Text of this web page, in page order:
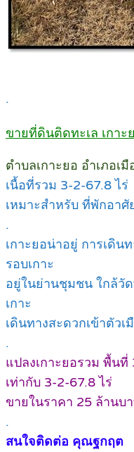
.
ขายที่ดินติดทะเล เกาะ
ตำบลเกาะยอ อำเภอเ
เนื้อที่รวม 3-2-67.8 ไร่
เหมาะสำหรับ ที่พักอา
.
เกาะยอน่าอยู่ การเดิน
รอบเกาะ
อยู่ในย่านชุมชน ใกล้วั
เกาะ
เดินทางสะดวกเข้าตัว
.
แปลงเกาะยอรวม พื้นที่
เท่ากับ 3-2-67.8 ไร่
ขายในราคา 25 ล้านบ
.
สนใจติดต่อ คุณฐกฤต